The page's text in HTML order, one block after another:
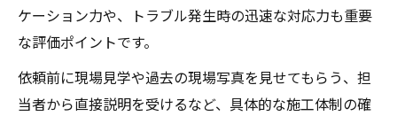
ケーション力や、トラブル発生時の迅速な対応力も重要
な評価ポイントです。
依頼前に現場見学や過去の現場写真を見せてもらう、担
当者から直接説明を受けるなど、具体的な施工体制の確